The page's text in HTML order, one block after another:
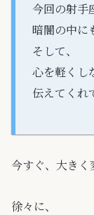
今回の射手
暗闇の中に
そして、
心を軽くし
伝えてくれ
今すぐ、大きく
徐々に、